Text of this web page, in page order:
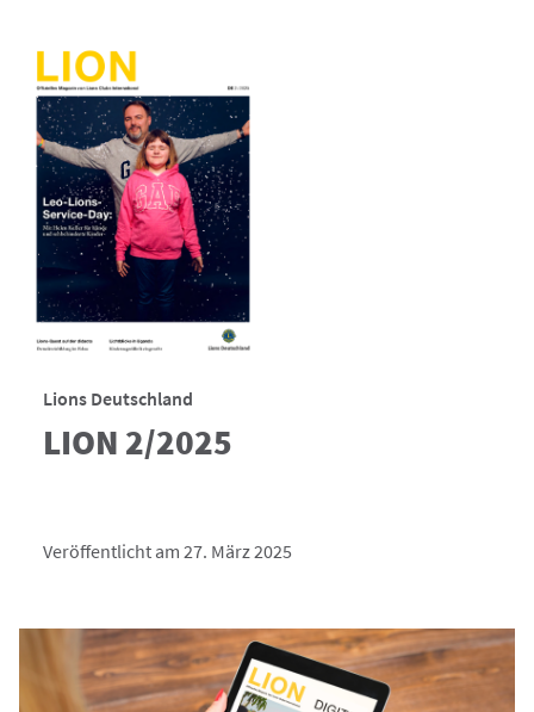
Lions Deutschland
LION 2/2025
Veröffentlicht am 27. März 2025